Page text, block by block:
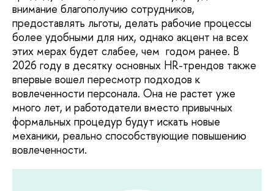
внимание благополучию сотрудников,
предоставлять льготы, делать рабочие процессы
более удобными для них, однако акцент на всех
этих мерах будет слабее, чем годом ранее. В
2026 году в десятку основных HR-трендов также
впервые вошел пересмотр подходов к
вовлеченности персонала. Она не растет уже
много лет, и работодатели вместо привычных
формальных процедур будут искать новые
механики, реально способствующие повышению
вовлеченности.